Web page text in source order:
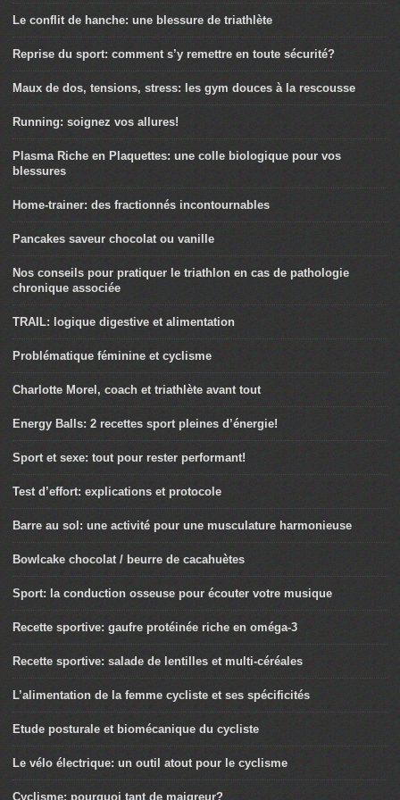
Le conflit de hanche: une blessure de triathlète
Reprise du sport: comment s’y remettre en toute sécurité?
Maux de dos, tensions, stress: les gym douces à la rescousse
Running: soignez vos allures!
Plasma Riche en Plaquettes: une colle biologique pour vos
blessures
Home-trainer: des fractionnés incontournables
Pancakes saveur chocolat ou vanille
Nos conseils pour pratiquer le triathlon en cas de pathologie
chronique associée
TRAIL: logique digestive et alimentation
Problématique féminine et cyclisme
Charlotte Morel, coach et triathlète avant tout
Energy Balls: 2 recettes sport pleines d’énergie!
Sport et sexe: tout pour rester performant!
Test d’effort: explications et protocole
Barre au sol: une activité pour une musculature harmonieuse
Bowlcake chocolat / beurre de cacahuètes
Sport: la conduction osseuse pour écouter votre musique
Recette sportive: gaufre protéinée riche en oméga-3
Recette sportive: salade de lentilles et multi-céréales
L’alimentation de la femme cycliste et ses spécificités
Etude posturale et biomécanique du cycliste
Le vélo électrique: un outil atout pour le cyclisme
Cyclisme: pourquoi tant de maigreur?